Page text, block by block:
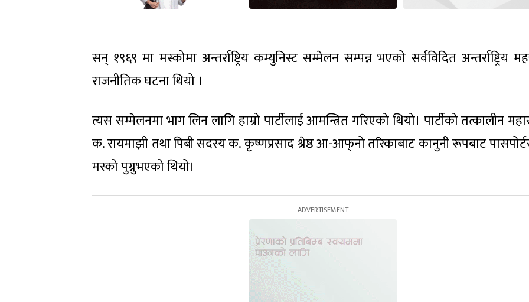
सन् १९६९ मा मस्कोमा अन्तर्राष्ट्रिय कम्युनिस्ट सम्मेलन सम्पन्न भएको सर्वविदित अन्तर्राष्ट्रिय
राजनीतिक घटना थियो ।
त्यस सम्मेलनमा भाग लिन लागि हाम्रो पार्टीलाई आमन्त्रित गरिएको थियो। पार्टीको तत्कालीन
क. रायमाझी तथा पिबी सदस्य क. कृष्णप्रसाद श्रेष्ठ आ-आफ्‌नो तरिकाबाट कानुनी रूपबाट
मस्को पुग्नुभएको थियो।